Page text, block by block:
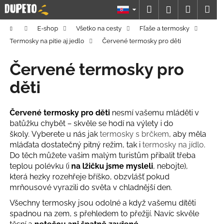
Prejsť
na
obsah
Hľadať
košík
DomovE-shop Všetko na cesty
Fľaše a termosky
Termosky na pitie aj jedlo
Červené termosky pro děti
Červené termosky pro
děti
Červené termosky pro děti nesmí vašemu mláděti v
batůžku chybět – skvěle se hodí na výlety i do
školy. Vyberete u nás jak termosky s brčkem, aby měla
mláďata dostatečný pitný režim, tak i termosky na jídlo.
Do těch můžete vašim malým turistům přibalit třeba
teplou polévku (i na lžičku jsme mysleli, nebojte),
která hezky rozehřeje bříško, obzvlášť pokud
mrňousové vyrazili do světa v chladnější den.
Všechny termosky jsou odolné a když vašemu dítěti
spadnou na zem, s přehledem to přežijí. Navíc skvěle
K
o
o
p
o
r
e
b
u
j
e
t
e
n